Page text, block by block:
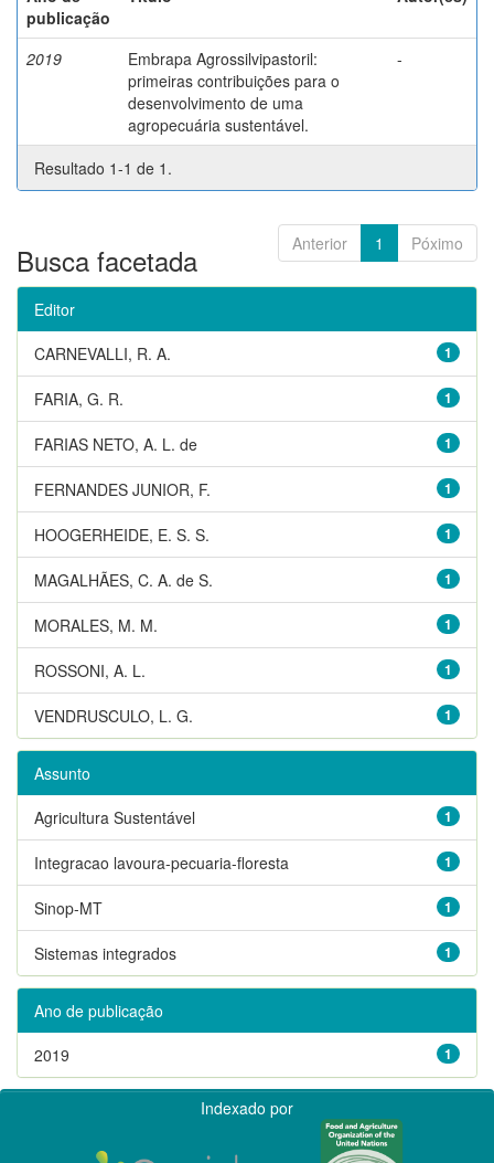
publicação
2019
Embrapa Agrossilvipastoril:
primeiras contribuições para o
desenvolvimento de uma
agropecuária sustentável.
-
Resultado 1-1 de 1.
Anterior 1 Póximo
Busca facetada
Editor
1
CARNEVALLI, R. A.
1
FARIA, G. R.
1
FARIAS NETO, A. L. de
1
FERNANDES JUNIOR, F.
1
HOOGERHEIDE, E. S. S.
1
MAGALHÃES, C. A. de S.
1
MORALES, M. M.
1
ROSSONI, A. L.
1
VENDRUSCULO, L. G.
Assunto
1
Agricultura Sustentável
1
Integracao lavoura-pecuaria-floresta
1
Sinop-MT
1
Sistemas integrados
Ano de publicação
1
2019
Indexado por